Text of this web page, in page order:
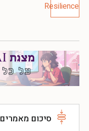
סיכום מאמרים